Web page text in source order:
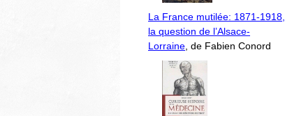
La France mutilée: 1871-1918,
la question de l’Alsace-
Lorraine, de Fabien Conord